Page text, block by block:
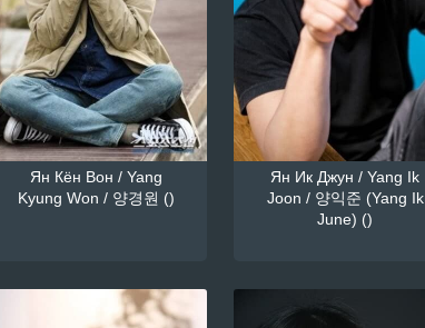
Ян Кён Вон / Yang
Kyung Won / 양경원 ()
Ян Ик Джун / Yang Ik
Joon / 양익준 (Yang Ik
June) ()